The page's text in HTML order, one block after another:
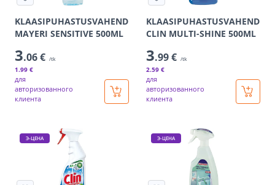
KLAASIPUHASTUSVAHEND
MAYERI SENSITIVE 500ML
3.06 € /tk
1.99 €
для
авторизованного
клиента
KLAASIPUHASTUSVAHEND
CLIN MULTI-SHINE 500ML
3.99 € /tk
2.59 €
для
авторизованного
клиента
Э-ЦЕНА Э-ЦЕНА